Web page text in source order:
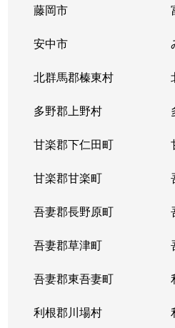
藤岡市
安中市
北群馬郡榛東村
多野郡上野村
甘楽郡下仁田町
甘楽郡甘楽町
吾妻郡長野原町
吾妻郡草津町
吾妻郡東吾妻町
利根郡川場村